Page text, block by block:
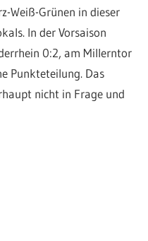
Weiß-Grünen in dieser
In der Vorsaison
0:2, am Millerntor
Punkteteilung. Das
nicht in Frage und